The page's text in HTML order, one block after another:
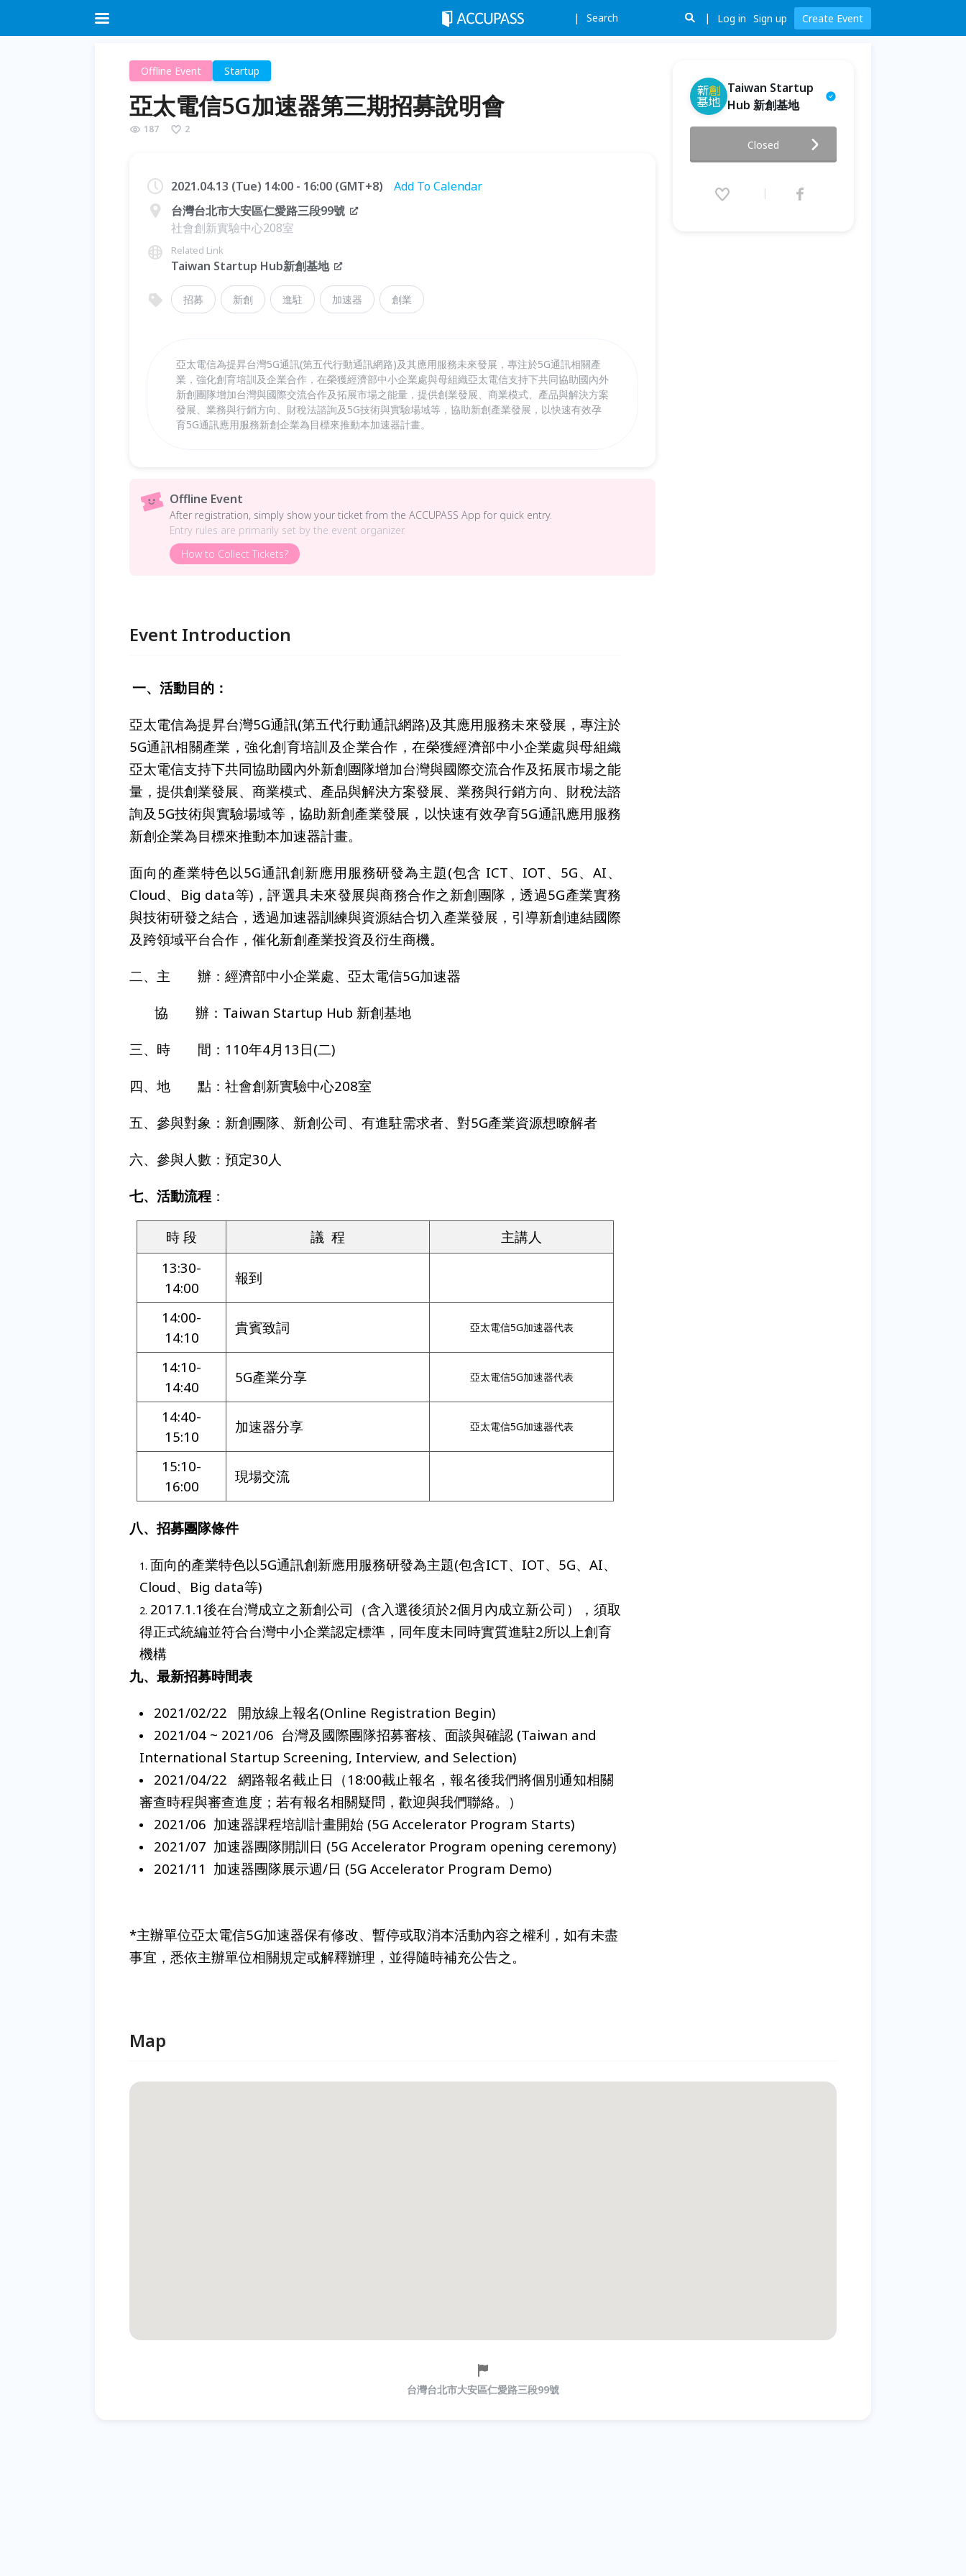
Search Log in Sign up Create Event
Offline Event Startup
亞太電信5G加速器第三期招募說明會
187 2
2021.04.13 (Tue) 14:00 - 16:00 (GMT+8)
Add To Calendar
台灣台北市大安區仁愛路三段99號
社會創新實驗中心208室
Related Link
Taiwan Startup Hub新創基地
招募 新創 進駐 加速器 創業
亞太電信為提昇台灣5G通訊(第五代行動通訊網路)及其應用服務未來發展，專注於5G通訊相關產
業，強化創育培訓及企業合作，在榮獲經濟部中小企業處與母組織亞太電信支持下共同協助國內外
新創團隊增加台灣與國際交流合作及拓展市場之能量，提供創業發展、商業模式、產品與解決方案
發展、業務與行銷方向、財稅法諮詢及5G技術與實驗場域等，協助新創產業發展，以快速有效孕
育5G通訊應用服務新創企業為目標來推動本加速器計畫。
Offline Event
After registration, simply show your ticket from the ACCUPASS App for quick entry.
Entry rules are primarily set by the event organizer.
How to Collect Tickets?
Event Introduction
一、活動目的：
亞太電信為提昇台灣5G通訊(第五代行動通訊網路)及其應用服務未來發展，專注於
5G通訊相關產業，強化創育培訓及企業合作，在榮獲經濟部中小企業處與母組織
亞太電信支持下共同協助國內外新創團隊增加台灣與國際交流合作及拓展市場之能
量，提供創業發展、商業模式、產品與解決方案發展、業務與行銷方向、財稅法諮
詢及5G技術與實驗場域等，協助新創產業發展，以快速有效孕育5G通訊應用服務
新創企業為目標來推動本加速器計畫。
面向的產業特色以5G通訊創新應用服務研發為主題(包含 ICT、IOT、5G、AI、
Cloud、Big data等)，評選具未來發展與商務合作之新創團隊，透過5G產業實務
與技術研發之結合，透過加速器訓練與資源結合切入產業發展，引導新創連結國際
及跨領域平台合作，催化新創產業投資及衍生商機。
二、主 辦：經濟部中小企業處、亞太電信5G加速器
協 辦：Taiwan Startup Hub 新創基地
三、時 間： 110年4月13日(二)
四、地 點：社會創新實驗中心208室
五、參與對象：新創團隊、新創公司、有進駐需求者、對5G產業資源想瞭解者
六、參與人數：預定30人
七、活動流程 ：
時 段 議 程
主講人
13:30-
14:00
報到
14:00-
14:10
貴賓致詞 亞太電信5G加速器代表
14:10-
14:40
5G產業分享 亞太電信5G加速器代表
14:40-
15:10
加速器分享 亞太電信5G加速器代表
15:10-
16:00
現場交流
八、招募團隊條件
面向的產業特色以5G通訊創新應用服務研發為主題(包含ICT、IOT、5G、AI、
Cloud、Big data等)
2017.1.1後在台灣成立之新創公司（含入選後須於2個月內成立新公司），須取
得正式統編並符合台灣中小企業認定標準，同年度未同時實質進駐2所以上創育
機構
九、最新招募時間表
2021/02/22 開放線上報名(Online Registration Begin)
2021/04 ~ 2021/06 台灣及國際團隊招募審核、面談與確認 (Taiwan and
International Startup Screening, Interview, and Selection)
2021/04/22 網路報名截止日（18:00截止報名，報名後我們將個別通知相關
審查時程與審查進度；若有報名相關疑問，歡迎與我們聯絡。）
2021/06 加速器課程培訓計畫開始 (5G Accelerator Program Starts)
2021/07 加速器團隊開訓日 (5G Accelerator Program opening ceremony)
2021/11 加速器團隊展示週/日 (5G Accelerator Program Demo)
*主辦單位亞太電信5G加速器保有修改、暫停或取消本活動內容之權利，如有未盡
事宜，悉依主辦單位相關規定或解釋辦理，並得隨時補充公告之。
Taiwan Startup
Hub 新創基地
2021.04.13 (Tue) 14:00 - 16:00
Closed
Map
台灣台北市大安區仁愛路三段99號